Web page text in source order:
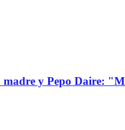
madre y Pepo Daire: